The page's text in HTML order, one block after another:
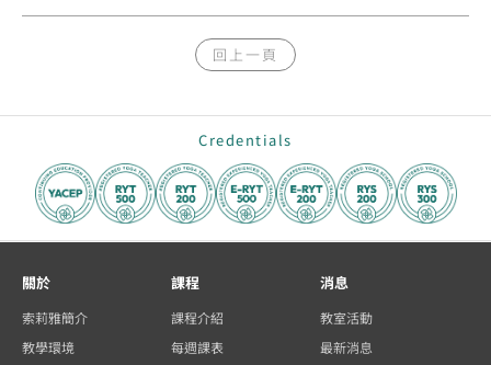
回上一頁
Credentials
關於
索莉雅簡介
教學環境
課程
課程介紹
每週課表
消息
教室活動
最新消息